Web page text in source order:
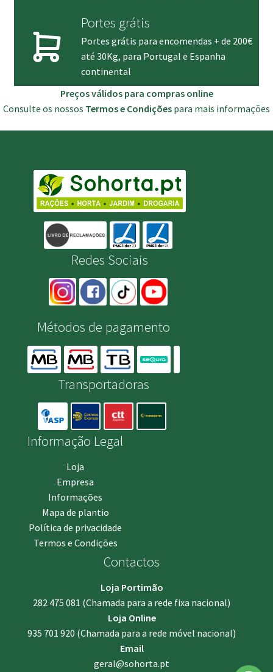
Portes grátis
Portes grátis para encomendas + de 200€
até 30Kg, para Portugal e Espanha
continental
Preços válidos para compras online
Consulte os nossos Termos e Condições para mais informações
Redes Sociais
Métodos de pagamento
Transportadoras
Informação Legal
Loja
Empresa
Informações
Mapa de plantio
Política de privacidade
Termos e Condições
Contactos
Loja Portimão
282 475 081 (Chamada para a rede fixa nacional)
Loja Online
935 701 920 (Chamada para a rede móvel nacional)
Email
geral@sohorta.pt